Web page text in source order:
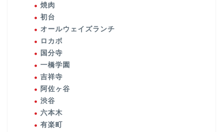
焼肉
初台
オールウェイズランチ
ロカボ
国分寺
一橋学園
吉祥寺
阿佐ヶ谷
渋谷
六本木
有楽町